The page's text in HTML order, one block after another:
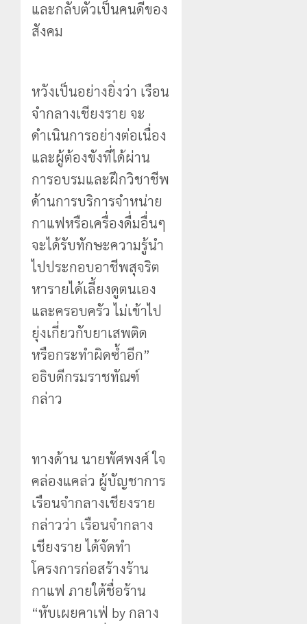
และกลับตัวเป็นคนดีของ
สังคม
หวังเป็นอย่างยิ่งว่า เรือน
จำกลางเชียงราย จะ
ดำเนินการอย่างต่อเนื่อง
และผู้ต้องขังที่ได้ผ่าน
การอบรมและฝึกวิชาชีพ
ด้านการบริการจำหน่าย
กาแฟหรือเครื่องดื่มอื่นๆ
จะได้รับทักษะความรู้นำ
ไปประกอบอาชีพสุจริต
หารายได้เลี้ยงดูตนเอง
และครอบครัว ไม่เข้าไป
ยุ่งเกี่ยวกับยาเสพติด
หรือกระทำผิดซ้ำอีก”
อธิบดีกรมราชทัณฑ์
กล่าว
ทางด้าน นายพัศพงศ์ ใจ
คล่องแคล่ว ผู้บัญชาการ
เรือนจำกลางเชียงราย
กล่าวว่า เรือนจำกลาง
เชียงราย ได้จัดทำ
โครงการก่อสร้างร้าน
กาแฟ ภายใต้ชื่อร้าน
“หับเผยคาเฟ่ by กลาง